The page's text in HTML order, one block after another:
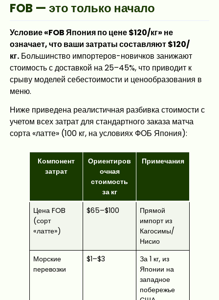
FOB — это только начало
Условие «FOB Япония по цене $120/кг» не
означает, что ваши затраты составляют $120/
кг. Большинство импортеров-новичков занижают
стоимость с доставкой на 25–45%, что приводит к
срыву моделей себестоимости и ценообразования в
меню.
Ниже приведена реалистичная разбивка стоимости с
учетом всех затрат для стандартного заказа матча
сорта «латте» (100 кг, на условиях ФОБ Япония):
Компонент
затрат
Ориентиров
очная
стоимость
за кг
Примечания
Цена FOB
(сорт
«латте»)
$65–$100
Прямой
импорт из
Кагосимы/
Нисио
Морские
перевозки
$1–$3
За 1 кг, из
Японии на
западное
побережье